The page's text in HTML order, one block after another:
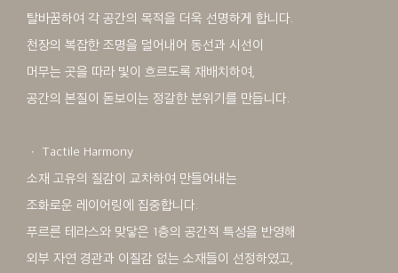
탈바꿈하여 각 공간의 목적을 더욱 선명하게 합니다.
천장의 복잡한 조명을 덜어내어 동선과 시선이
머무는 곳을 따라 빛이 흐르도록 재배치하여,
공간의 본질이 돋보이는 정갈한 분위기를 만듭니다.
ㆍ Tactile Harmony
소재 고유의 질감이 교차하여 만들어내는
조화로운 레이어링에 집중합니다.
푸르른 테라스와 맞닿은 1층의 공간적 특성을 반영해
외부 자연 경관과 이질감 없는 소재들이 선정하였고,